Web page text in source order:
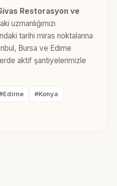
Restorasyon ve
uzmanlığımızı
tarihi miras noktalarına
Bursa ve Edirne
aktif şantiyelerimizle
#Konya